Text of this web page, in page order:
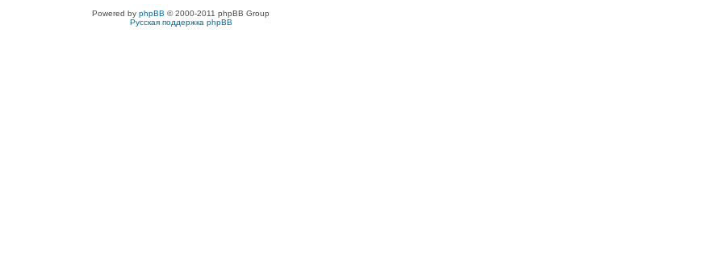
Powered by phpBB © 2000-2011 phpBB Group
Русская поддержка phpBB